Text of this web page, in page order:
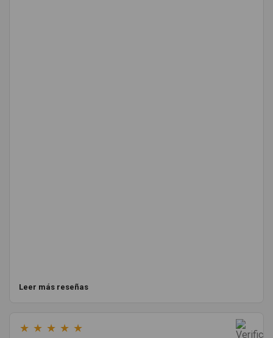
Leer más reseñas
★ ★ ★ ★ ★